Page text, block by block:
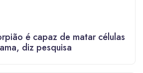
é capaz de matar células
diz pesquisa